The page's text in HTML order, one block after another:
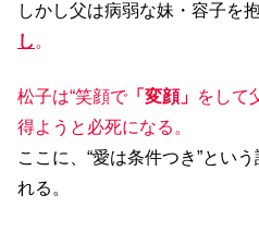
しかし父は病弱な妹・容子を
し。
松子は“笑顔で「変顔」 をして
得ようと必死になる。
ここに、“愛は条件つき”とい
れる。